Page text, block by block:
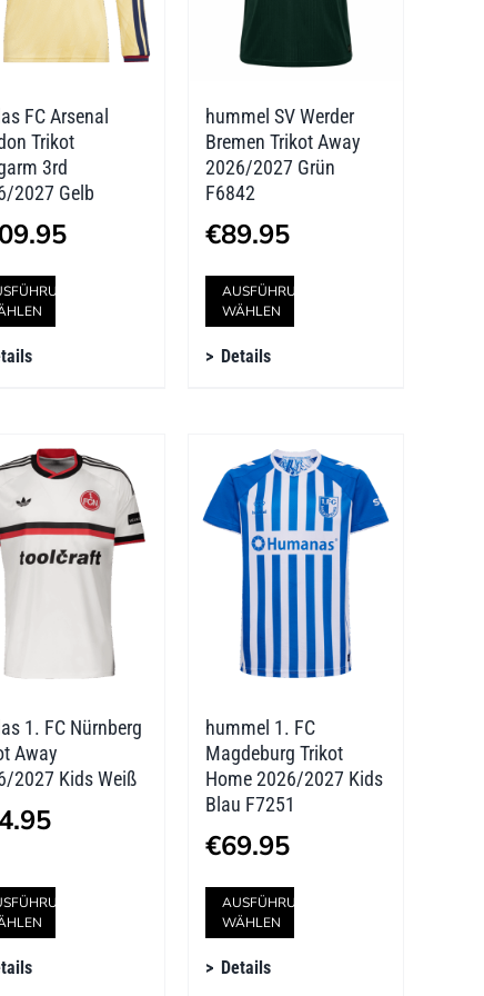
auf
Produktseite
gewählt
werden
Produktseite
gewählt
FC Arsenal
Trikot
3rd
2027 Gelb
Dieses
Produkt
Varianten
auf.
Die
Optionen
können
Produktseite
gewählt
hummel SV Werder
Bremen Trikot Away
2026/2027 Grün
F6842
€89.95
AUSFÜHRUNG
WÄHLEN
Dieses
Produkt
Varianten
auf.
Die
Optionen
können
auf
Produktseite
gewählt
Details
1. FC Nürnberg
Away
2027 Kids Weiß
Dieses
Produkt
hummel 1. FC
Magdeburg Trikot
Home 2026/2027 Kids
Blau F7251
€69.95
AUSFÜHRUNG
WÄHLEN
Dieses
Produkt
Details